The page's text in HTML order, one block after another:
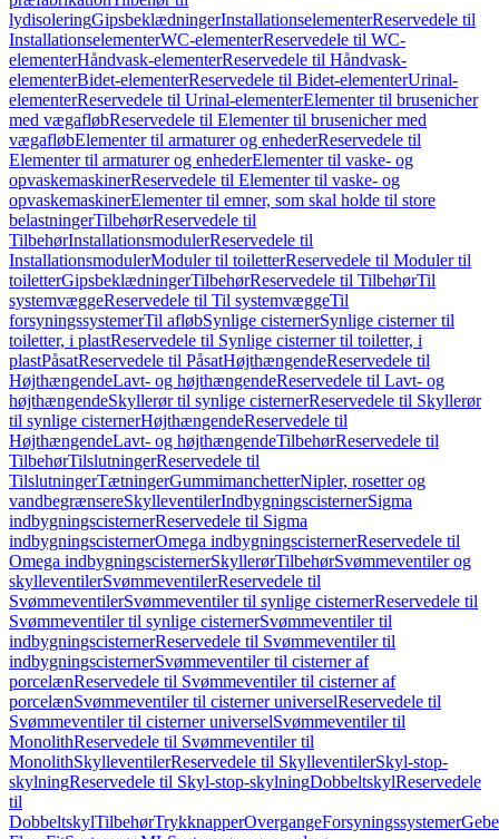
lydisoleringGipsbeklædningerInstallationselementerReservedele til
InstallationselementerWC-elementerReservedele til WC-
elementerHåndvask-elementerReservedele til Håndvask-
elementerBidet-elementerReservedele til Bidet-elementerUrinal-
elementerReservedele til Urinal-elementerElementer til brusenicher
med vægafløbReservedele til Elementer til brusenicher med
vægafløbElementer til armaturer og enhederReservedele til
Elementer til armaturer og enhederElementer til vaske- og
opvaskemaskinerReservedele til Elementer til vaske- og
opvaskemaskinerElementer til emner, som skal holde til store
belastningerTilbehørReservedele til
TilbehørInstallationsmodulerReservedele til
InstallationsmodulerModuler til toiletterReservedele til Moduler til
toiletterGipsbeklædningerTilbehørReservedele til TilbehørTil
systemvæggeReservedele til Til systemvæggeTil
forsyningssystemerTil afløbSynlige cisternerSynlige cisterner til
toiletter, i plastReservedele til Synlige cisterner til toiletter, i
plastPåsatReservedele til PåsatHøjthængendeReservedele til
HøjthængendeLavt- og højthængendeReservedele til Lavt- og
højthængendeSkyllerør til synlige cisternerReservedele til Skyllerør
til synlige cisternerHøjthængendeReservedele til
HøjthængendeLavt- og højthængendeTilbehørReservedele til
TilbehørTilslutningerReservedele til
TilslutningerTætningerGummimanchetterNipler, rosetter og
vandbegrænsereSkylleventilerIndbygningscisternerSigma
indbygningscisternerReservedele til Sigma
indbygningscisternerOmega indbygningscisternerReservedele til
Omega indbygningscisternerSkyllerørTilbehørSvømmeventiler og
skylleventilerSvømmeventilerReservedele til
SvømmeventilerSvømmeventiler til synlige cisternerReservedele til
Svømmeventiler til synlige cisternerSvømmeventiler til
indbygningscisternerReservedele til Svømmeventiler til
indbygningscisternerSvømmeventiler til cisterner af
porcelænReservedele til Svømmeventiler til cisterner af
porcelænSvømmeventiler til cisterner universelReservedele til
Svømmeventiler til cisterner universelSvømmeventiler til
MonolithReservedele til Svømmeventiler til
MonolithSkylleventilerReservedele til SkylleventilerSkyl-stop-
skylningReservedele til Skyl-stop-skylningDobbeltskylReservedele
til
DobbeltskylTilbehørTrykknapperOvergangeForsyningssystemer